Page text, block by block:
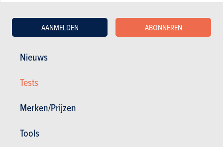
Nieuws
Tests
Merken/Prijzen
Tools
AANMELDEN ABONNEREN
Leuk
conceptcarlook. Deze compacte, strak gelijnde en goed
kwijtgespeeld, maar heeft wel een pak gewonnen aan karakter. Deze
bovenrand van de zijruiten. Met zijn Opel Vizor, waarvan de
koplampen als het ware opgaan in de massa, en zijn gesculpteerde
afstand van het veeleer onpersoonlijke imago van de gebruikelijke